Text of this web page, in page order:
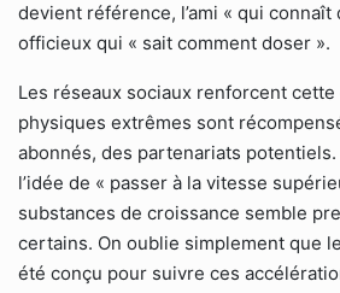
devient référence, l’ami « qui connaît
officieux qui « sait comment doser ».
Les réseaux sociaux renforcent cette
physiques extrêmes sont
abonnés, des partenariats
l’idée de « passer à la vitesse
substances de croissance semble
certains. On oublie simplement que
été conçu pour suivre ces